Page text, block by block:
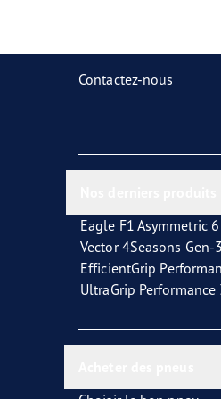
Contactez-nous
Eagle F1 Asymmetric 6
Vector 4Seasons Gen-3
EfficientGrip
UltraGrip Performance